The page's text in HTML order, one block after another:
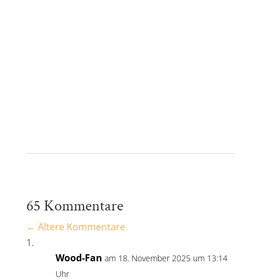
65 Kommentare
← Ältere Kommentare
Wood-Fan am 18. November 2025 um 13:14
Uhr